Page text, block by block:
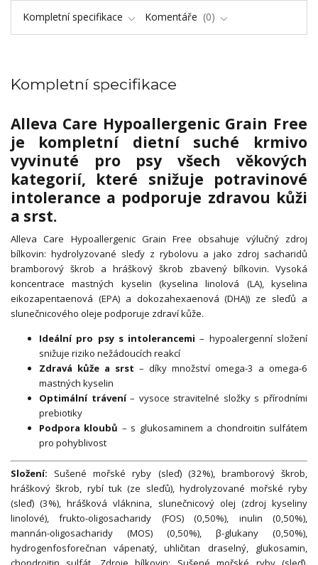
Kompletní specifikace Komentáře 0
Kompletní specifikace
Alleva Care Hypoallergenic Grain Free
je kompletní dietní suché krmivo
vyvinuté pro psy všech věkových
kategorií, které snižuje potravinové
intolerance a podporuje zdravou kůži
a srst.
Alleva Care Hypoallergenic Grain Free obsahuje výlučný zdroj
bílkovin: hydrolyzované sleďy z rybolovu a jako zdroj sacharidů
bramborový škrob a hráškový škrob zbavený bílkovin. Vysoká
koncentrace mastných kyselin (kyselina linolová (LA), kyselina
eikozapentaenová (EPA) a dokozahexaenová (DHA)) ze sleďů a
slunečnicového oleje podporuje zdraví kůže.
Ideální pro psy s intolerancemi – hypoalergenní složení
snižuje riziko nežádoucích reakcí
Zdravá kůže a srst – díky množství omega-3 a omega-6
mastných kyselin
Optimální trávení– vysoce stravitelné složky s přírodními
prebiotiky
Podpora kloubů – s glukosaminem a chondroitin sulfátem
pro pohyblivost
Složení: Sušené mořské ryby (sleď) (32%), bramborový škrob,
hráškový škrob, rybí tuk (ze sleďů), hydrolyzované mořské ryby
(sleď) (3%), hrášková vláknina, slunečnicový olej (zdroj kyseliny
linolové), frukto-oligosacharidy (FOS) (0,50%), inulin (0,50%),
mannán-oligosacharidy (MOS) (0,50%), β-glukany (0,50%),
hydrogenfosforečnan vápenatý, uhličitan draselný, glukosamin,